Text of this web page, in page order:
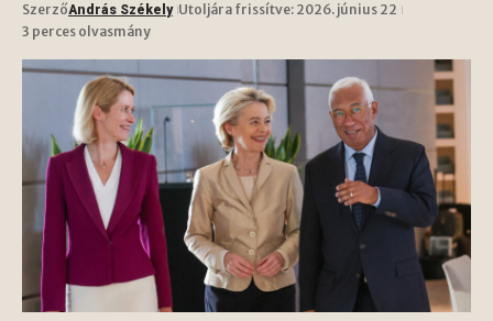
SzerzőAndrás Székely Utoljára frissítve: 2026. június 22
3 perces olvasmány